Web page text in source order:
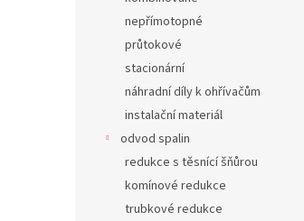
nepřímotopné
průtokové
stacionární
náhradní díly k ohřívačům
instalační materiál
odvod spalin
redukce s těsnící šňůrou
komínové redukce
trubkové redukce